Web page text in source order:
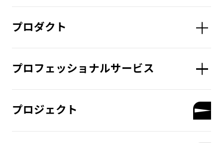
プロダクト
プロフェッショナルサービス
プロジェクト